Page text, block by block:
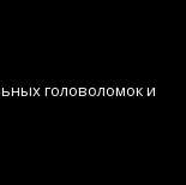
головоломок и